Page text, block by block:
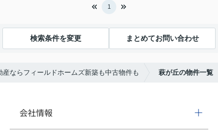
1
検索条件を変更 まとめてお問い合わせ
産ならフィールドホームズ新築も中古物件も 萩が丘の物件一覧
会社情報